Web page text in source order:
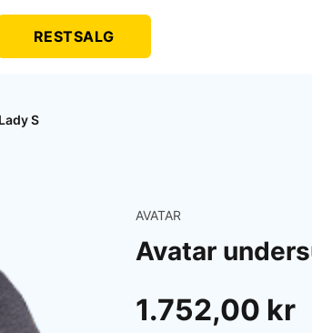
RESTSALG
S
AVATAR
Avatar
1.752,00 kr